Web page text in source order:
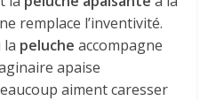
remplace l’inventivité.
la peluche accompagne
apaise
aiment caresser